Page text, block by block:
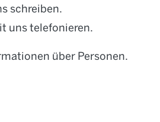
schreiben.
uns telefonieren.
über Personen.